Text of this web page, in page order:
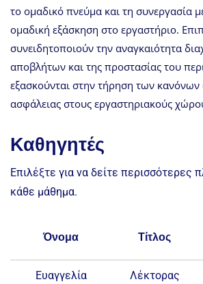
το ομαδικό πνεύμα και τη συνεργασία
ομαδική εξάσκηση στο εργαστήριο.
συνειδητοποιούν την αναγκαιότητα
αποβλήτων και της προστασίας του
εξασκούνται στην τήρηση των κανόνων
ασφάλειας στους εργαστηριακούς
Καθηγητές
Επιλέξτε για να δείτε περισσότερες
κάθε μάθημα.
Όνομα Τίτλος
Ευαγγελία
Λέκτορας